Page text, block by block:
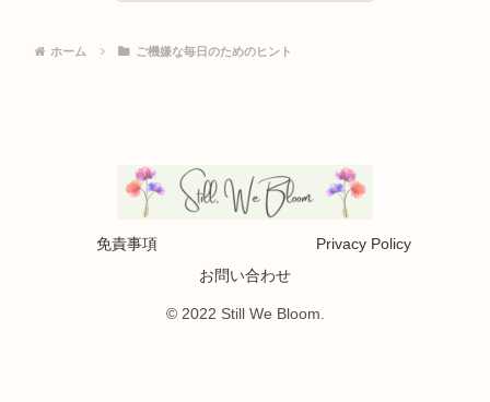
ホーム ご機嫌な毎日のためのヒント
免責事項
Privacy Policy
お問い合わせ
© 2022 Still We Bloom.